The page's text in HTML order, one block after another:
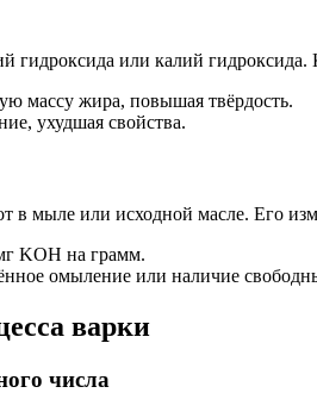
гидроксида или калий
массу жира, повышая твёрдость.
ухудшая свойства.
в мыле или исходной масле. Его
KOH на грамм.
омыление или наличие
варки
числа